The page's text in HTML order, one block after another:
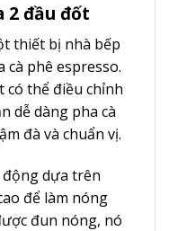
2 đầu đốt
thiết bị nhà bếp
cà phê espresso.
có thể điều chỉnh
dễ dàng pha cà
đà và chuẩn vị.
dựa trên
để làm nóng
đun nóng, nó